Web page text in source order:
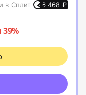
в Сплит
6 468 ₽